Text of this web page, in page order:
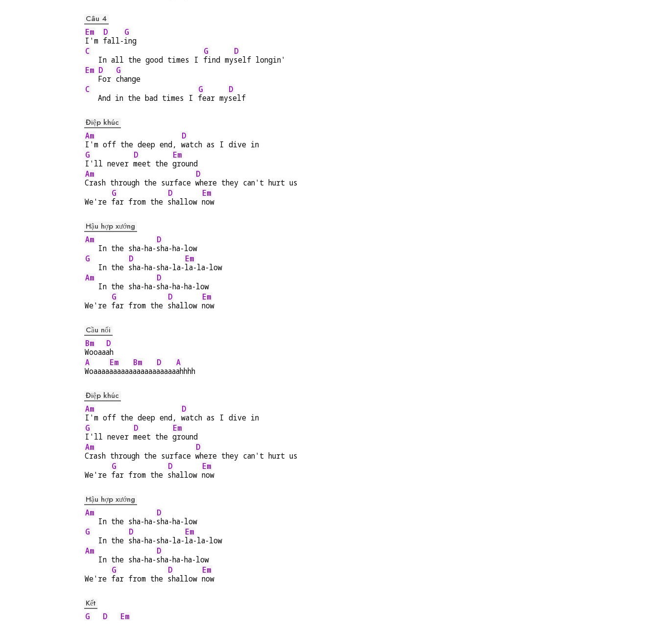
Câu 4
Em
I'm
D
fall-
G
ing
C
   In all the good times I
G
find my
D
self longin'
Em D
For
G
change
C
   And in the bad times I
G
fear my
D
self
Điệp khúc
Am
I'm off the deep end,
D
watch as I dive in
G
I'll never
D
meet the
Em
ground
Am
Crash through the surface
D
where they can't hurt us
We're
G
far from the
D
shallow
Em
now
Hậu hợp xướng
Am
   In the sha-ha-
D
sha-ha-low
G
   In the
D
sha-ha-sha-la-
Em
la-la-low
Am
   In the sha-ha-
D
sha-ha-ha-low
We're
G
far from the
D
shallow
Em
now
Cầu nối
Bm
Wooaa
D
ah
A
Woaaaa
Em
aaaaaa
Bm
aaaaaa
D
aaaaa
A
ahhhh
Điệp khúc
Am
I'm off the deep end,
D
watch as I dive in
G
I'll never
D
meet the
Em
ground
Am
Crash through the surface
D
where they can't hurt us
We're
G
far from the
D
shallow
Em
now
Hậu hợp xướng
Am
   In the sha-ha-
D
sha-ha-low
G
   In the
D
sha-ha-sha-la-
Em
la-la-low
Am
   In the sha-ha-
D
sha-ha-ha-low
We're
G
far from the
D
shallow
Em
now
Kết
G
D Em